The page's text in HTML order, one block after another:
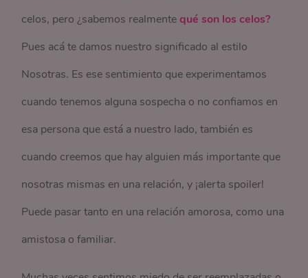
celos, pero ¿sabemos realmentequé son los celos?
Pues acá te damos nuestro significado al estilo
Nosotras. Es ese sentimiento que experimentamos
cuando tenemos alguna sospecha o no confiamos en
esa persona que está a nuestro lado, también es
cuando creemos que hay alguien más importante que
nosotras mismas en una relación, y ¡alerta spoiler!
Puede pasar tanto en una relación amorosa, como una
amistosa o familiar.